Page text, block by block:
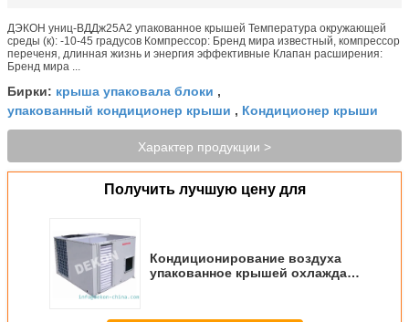
ДЭКОН униц-ВДДж25А2 упакованное крышей Температура окружающей
среды (к): -10-45 градусов Компрессор: Бренд мира известный, компрессор
переченя, длинная жизнь и энергия эффективные Клапан расширения:
Бренд мира ...
Бирки: крыша упаковала блоки ,
упакованный кондиционер крыши , Кондиционер крыши
Характер продукции >
Получить лучшую цену для
Кондиционирование воздуха
упакованное крышей охлаждая